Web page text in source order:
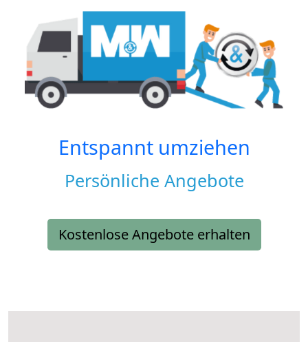
Entspannt umziehen
Persönliche Angebote
Kostenlose Angebote erhalten